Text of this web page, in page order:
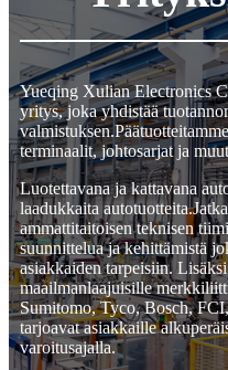
Yueqing Xulian Electronics
yritys, joka yhdistää
terminaalit, johtosarjat ja
Luotettavana ja kattavana
laadukkaita
ammattitaitoisen teknisen
suunnittelua ja kehittämistä
asiakkaiden tarpeisiin.
maailmanlaajuisille
Sumitomo, Tyco, Bosch,
tarjoavat asiakkaille
varoitusajalla.